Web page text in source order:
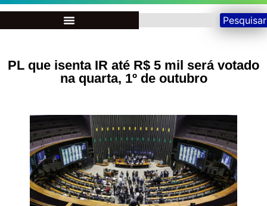
Pesquisar
PL que isenta IR até R$ 5 mil será votado
na quarta, 1º de outubro